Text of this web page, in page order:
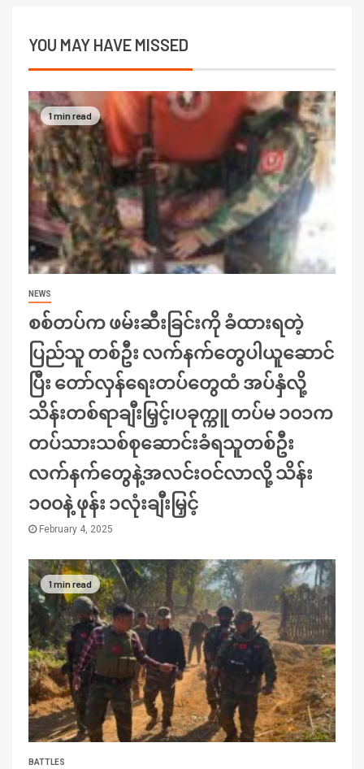
YOU MAY HAVE MISSED
1 min read
NEWS
စစ်တပ်က ဖမ်းဆီးခြင်းကို ခံထားရတဲ့
ပြည်သူ တစ်ဦး လက်နက်တွေပါယူဆောင်
ပြီး တော်လှန်ရေးတပ်တွေထံ အပ်နှံလို့
သိန်းတစ်ရာချီးမြှင့်၊ပခုက္ကူ တပ်မ ၁၀၁က
တပ်သားသစ်စုဆောင်းခံရသူတစ်ဦး
လက်နက်တွေနဲ့အလင်းဝင်လာလို့ သိန်း
၁၀၀နဲ့ ဖုန်း ၁လုံးချီးမြှင့်
February 4, 2025
1 min read
BATTLES